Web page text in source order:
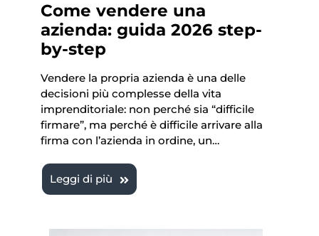
Come vendere una
azienda: guida 2026 step-
by-step
Vendere la propria azienda è una delle
decisioni più complesse della vita
imprenditoriale: non perché sia “difficile
firmare”, ma perché è difficile arrivare alla
firma con l’azienda in ordine, un…
Leggi di più